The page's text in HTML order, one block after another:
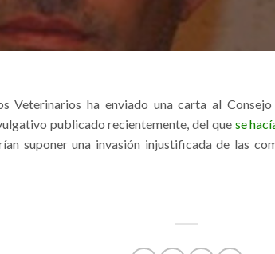
Veterinarios ha enviado una carta al
publicado recientemente, del que se
suponer una invasión injustificada de las